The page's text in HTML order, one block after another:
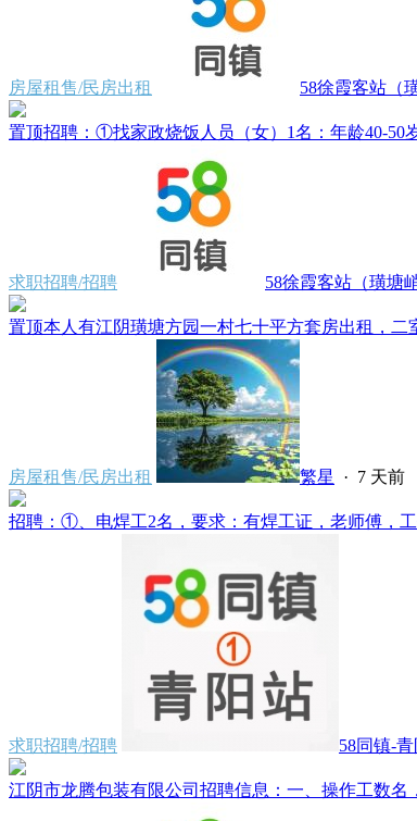
房屋租售/民房出租 58徐霞客站（
置顶招聘：①找家政烧饭人员（女）1名：年龄40-50
求职招聘/招聘 58徐霞客站（璜塘
置顶本人有江阴璜塘方园一村七十平方套房出租，二
房屋租售/民房出租 繁星 · 7 天前
招聘：①、电焊工2名，要求：有焊工证，老师傅，
求职招聘/招聘 58同镇-
江阴市龙腾包装有限公司招聘信息：一、操作工数名